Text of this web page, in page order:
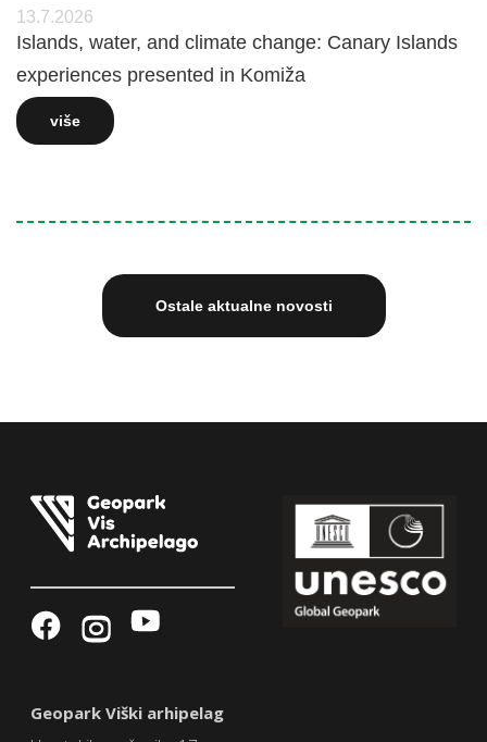
13.7.2026
Islands, water, and climate change: Canary Islands
experiences presented in Komiža
više
Ostale aktualne novosti
Geopark Viški arhipelag